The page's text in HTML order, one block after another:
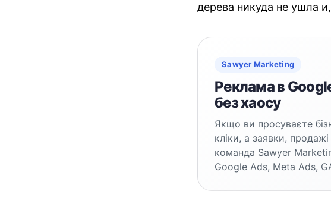
дерева никуда не ушла
Sawyer Marketing
Реклама в
без хаосу
Якщо ви просуваєте
кліки, а заявки,
команда Sawyer
Google Ads, Meta Ads,